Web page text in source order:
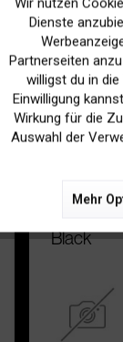
Original
Black
Funktionale
Marketing
Tracking
Dienste
Partnerseiten
willigst du in
Einwilligung
Wirkung für die
Auswahl der
Mehr